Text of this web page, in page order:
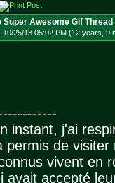
Super Awesome Gif Thread
10/25/13 05:02 PM (12 years, 9
instant, j'ai
permis de visiter
vivent en
avait accepté